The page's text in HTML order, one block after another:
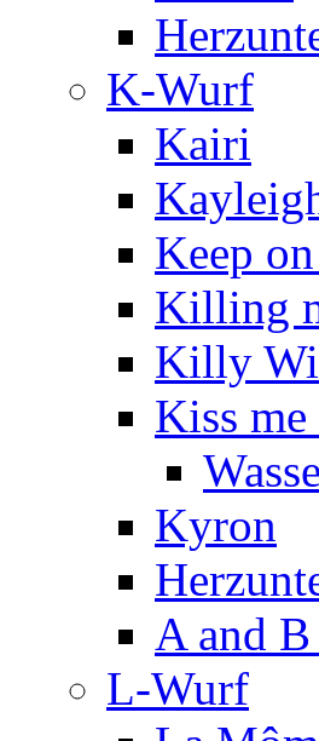
K-Wurf
Kairi
Keep
Killing
Killy
Kiss me
Kyron
A and
L-Wurf